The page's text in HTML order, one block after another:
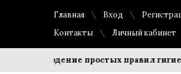
Главная Вход
Контакты
Личный кабинет
Соблюдение простых правил